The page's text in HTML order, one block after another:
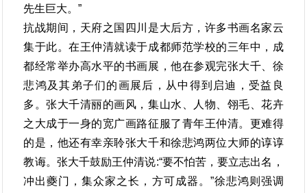
先生巨大。”
抗战期间，天府之国四川是大后方，许多书画名家云
集于此。在王仲清就读于成都师范学校的三年中，成
都经常举办高水平的书画展，他在参观完张大千、徐
悲鸿及其弟子们的画展后，从中得到启迪，受益良
多。张大千清丽的画风，集山水、人物、翎毛、花卉
之大成于一身的宽广画路征服了青年王仲清。更难得
的是，他还有幸亲聆张大千和徐悲鸿两位大师的谆谆
教诲。张大千鼓励王仲清说:“要不怕苦，要立志出名，
冲出夔门，集众家之长，方可成器。”徐悲鸿则强调